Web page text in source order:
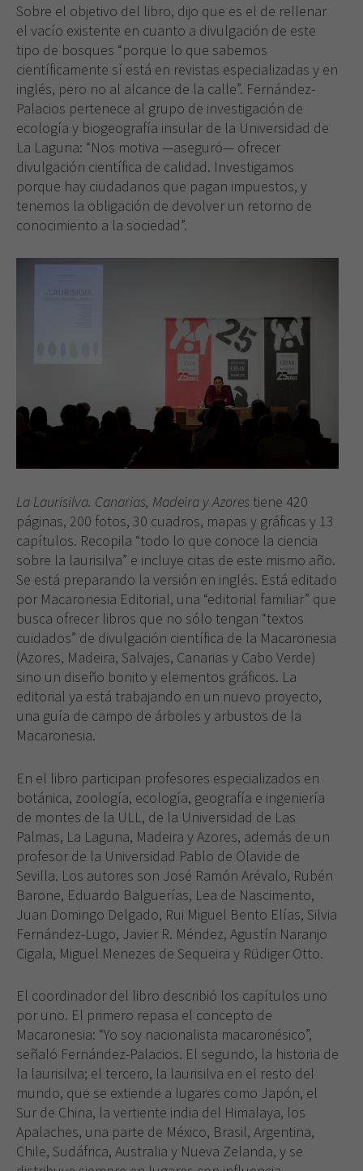
Sobre el objetivo del libro, dijo que es el de rellenar
el vacío existente en cuanto a divulgación de este
tipo de bosques “porque lo que sabemos
científicamente sí está en revistas especializadas y en
inglés, pero no al alcance de la calle”. Fernández-
Palacios pertenece al grupo de investigación de
ecología y biogeografía insular de la Universidad de
La Laguna: “Nos motiva —aseguró— ofrecer
divulgación científica de calidad. Investigamos
porque hay ciudadanos que pagan impuestos, y
tenemos la obligación de devolver un retorno de
conocimiento a la sociedad”.
La Laurisilva. Canarias, Madeira y Azores tiene 420
páginas, 200 fotos, 30 cuadros, mapas y gráficas y 13
capítulos. Recopila “todo lo que conoce la ciencia
sobre la laurisilva” e incluye citas de este mismo año.
Se está preparando la versión en inglés. Está editado
por Macaronesia Editorial, una “editorial familiar” que
busca ofrecer libros que no sólo tengan “textos
cuidados” de divulgación científica de la Macaronesia
(Azores, Madeira, Salvajes, Canarias y Cabo Verde)
sino un diseño bonito y elementos gráficos. La
editorial ya está trabajando en un nuevo proyecto,
una guía de campo de árboles y arbustos de la
Macaronesia.
En el libro participan profesores especializados en
botánica, zoología, ecología, geografía e ingeniería
de montes de la ULL, de la Universidad de Las
Palmas, La Laguna, Madeira y Azores, además de un
profesor de la Universidad Pablo de Olavide de
Sevilla. Los autores son José Ramón Arévalo, Rubén
Barone, Eduardo Balguerías, Lea de Nascimento,
Juan Domingo Delgado, Rui Miguel Bento Elías, Silvia
Fernández-Lugo, Javier R. Méndez, Agustín Naranjo
Cigala, Miguel Menezes de Sequeira y Rüdiger Otto.
El coordinador del libro describió los capítulos uno
por uno. El primero repasa el concepto de
Macaronesia: “Yo soy nacionalista macaronésico”,
señaló Fernández-Palacios. El segundo, la historia de
la laurisilva; el tercero, la laurisilva en el resto del
mundo, que se extiende a lugares como Japón, el
Sur de China, la vertiente india del Himalaya, los
Apalaches, una parte de México, Brasil, Argentina,
Chile, Sudáfrica, Australia y Nueva Zelanda, y se